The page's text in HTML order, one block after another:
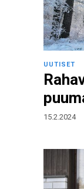
UUTISET
15.2.2024